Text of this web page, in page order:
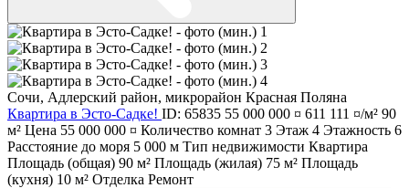
Сочи, Адлерский район, микрорайон Красная Поляна
Квартира в Эсто-Садке! ID: 65835 55 000 000 ¤ 611 111 ¤/м² 90
м² Цена 55 000 000 ¤ Количество комнат 3 Этаж 4 Этажность 6
Расстояние до моря 5 000 м Тип недвижимости Квартира
Площадь (общая) 90 м² Площадь (жилая) 75 м² Площадь
(кухня) 10 м² Отделка Ремонт